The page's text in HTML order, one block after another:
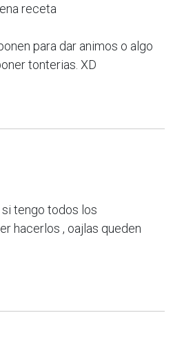
receta
para dar animos o algo
tonterias. XD
tengo todos los
hacerlos , oajlas queden